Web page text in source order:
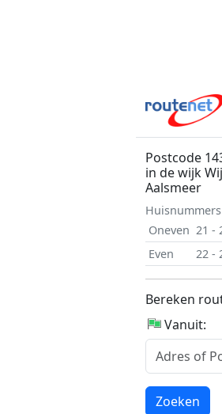
Postcode
in de wijk
Aalsmeer
Huisnummers
Oneven 21 -
Even
22 -
Bereken
Vanuit:
Laden...
Zoeken